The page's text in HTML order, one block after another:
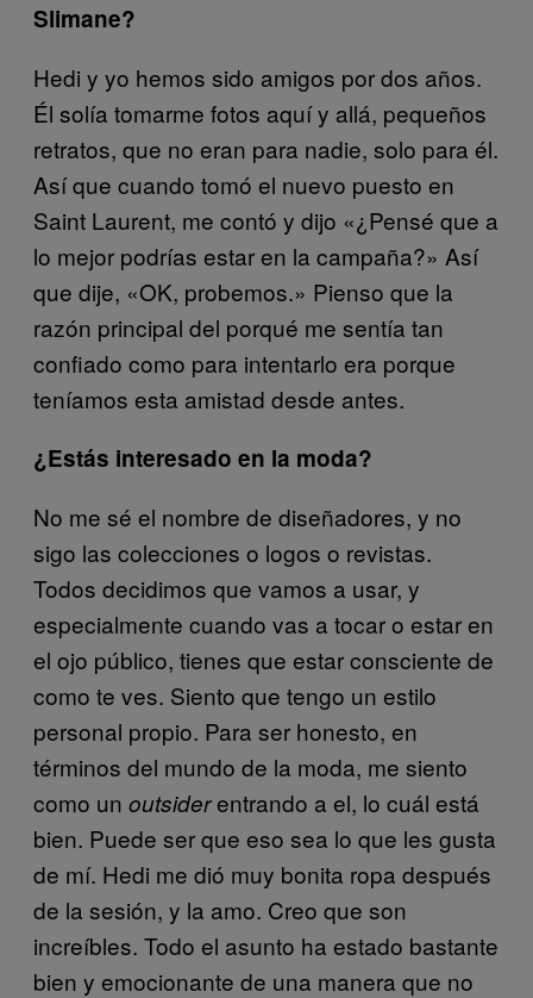
Slimane?
Hedi y yo hemos sido amigos por dos años.
Él solía tomarme fotos aquí y allá, pequeños
retratos, que no eran para nadie, solo para él.
Así que cuando tomó el nuevo puesto en
Saint Laurent, me contó y dijo «¿Pensé que a
lo mejor podrías estar en la campaña?» Así
que dije, «OK, probemos.» Pienso que la
razón principal del porqué me sentía tan
confiado como para intentarlo era porque
teníamos esta amistad desde antes.
¿Estás interesado en la moda?
No me sé el nombre de diseñadores, y no
sigo las colecciones o logos o revistas.
Todos decidimos que vamos a usar, y
especialmente cuando vas a tocar o estar en
el ojo público, tienes que estar consciente de
como te ves. Siento que tengo un estilo
personal propio. Para ser honesto, en
términos del mundo de la moda, me siento
como un outsiderentrando a el, lo cuál está
bien. Puede ser que eso sea lo que les gusta
de mí. Hedi me dió muy bonita ropa después
de la sesión, y la amo. Creo que son
increíbles. Todo el asunto ha estado bastante
bien y emocionante de una manera que no